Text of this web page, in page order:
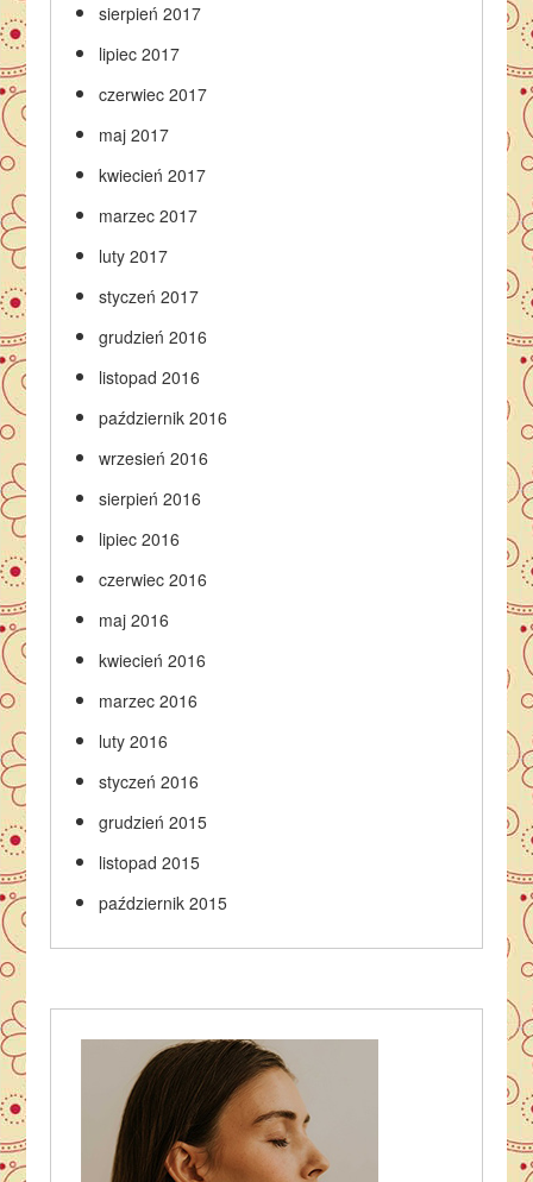
sierpień 2017
lipiec 2017
czerwiec 2017
maj 2017
kwiecień 2017
marzec 2017
luty 2017
styczeń 2017
grudzień 2016
listopad 2016
październik 2016
wrzesień 2016
sierpień 2016
lipiec 2016
czerwiec 2016
maj 2016
kwiecień 2016
marzec 2016
luty 2016
styczeń 2016
grudzień 2015
listopad 2015
październik 2015